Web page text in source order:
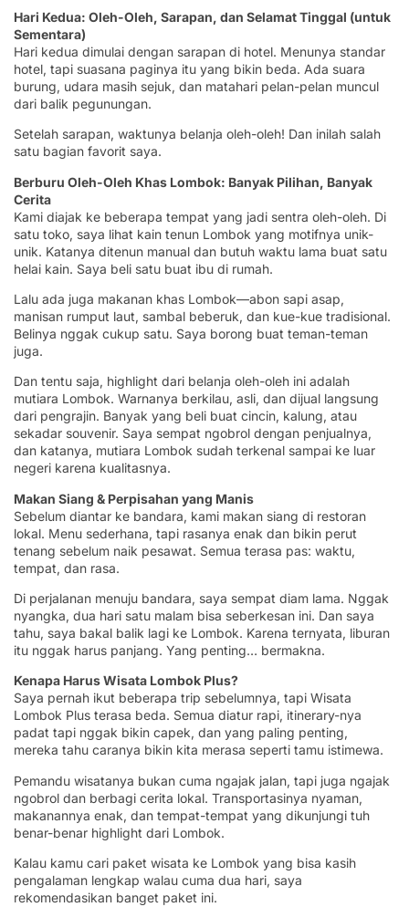
Hari Kedua: Oleh-Oleh, Sarapan, dan Selamat Tinggal (untuk
Sementara)
Hari kedua dimulai dengan sarapan di hotel. Menunya standar
hotel, tapi suasana paginya itu yang bikin beda. Ada suara
burung, udara masih sejuk, dan matahari pelan-pelan muncul
dari balik pegunungan.
Setelah sarapan, waktunya belanja oleh-oleh! Dan inilah salah
satu bagian favorit saya.
Berburu Oleh-Oleh Khas Lombok: Banyak Pilihan, Banyak
Cerita
Kami diajak ke beberapa tempat yang jadi sentra oleh-oleh. Di
satu toko, saya lihat kain tenun Lombok yang motifnya unik-
unik. Katanya ditenun manual dan butuh waktu lama buat satu
helai kain. Saya beli satu buat ibu di rumah.
Lalu ada juga makanan khas Lombok—abon sapi asap,
manisan rumput laut, sambal beberuk, dan kue-kue tradisional.
Belinya nggak cukup satu. Saya borong buat teman-teman
juga.
Dan tentu saja, highlight dari belanja oleh-oleh ini adalah
mutiara Lombok. Warnanya berkilau, asli, dan dijual langsung
dari pengrajin. Banyak yang beli buat cincin, kalung, atau
sekadar souvenir. Saya sempat ngobrol dengan penjualnya,
dan katanya, mutiara Lombok sudah terkenal sampai ke luar
negeri karena kualitasnya.
Makan Siang & Perpisahan yang Manis
Sebelum diantar ke bandara, kami makan siang di restoran
lokal. Menu sederhana, tapi rasanya enak dan bikin perut
tenang sebelum naik pesawat. Semua terasa pas: waktu,
tempat, dan rasa.
Di perjalanan menuju bandara, saya sempat diam lama. Nggak
nyangka, dua hari satu malam bisa seberkesan ini. Dan saya
tahu, saya bakal balik lagi ke Lombok. Karena ternyata, liburan
itu nggak harus panjang. Yang penting… bermakna.
Kenapa Harus Wisata Lombok Plus?
Saya pernah ikut beberapa trip sebelumnya, tapi Wisata
Lombok Plus terasa beda. Semua diatur rapi, itinerary-nya
padat tapi nggak bikin capek, dan yang paling penting,
mereka tahu caranya bikin kita merasa seperti tamu istimewa.
Pemandu wisatanya bukan cuma ngajak jalan, tapi juga ngajak
ngobrol dan berbagi cerita lokal. Transportasinya nyaman,
makanannya enak, dan tempat-tempat yang dikunjungi tuh
benar-benar highlight dari Lombok.
Kalau kamu cari paket wisata ke Lombok yang bisa kasih
pengalaman lengkap walau cuma dua hari, saya
rekomendasikan banget paket ini.